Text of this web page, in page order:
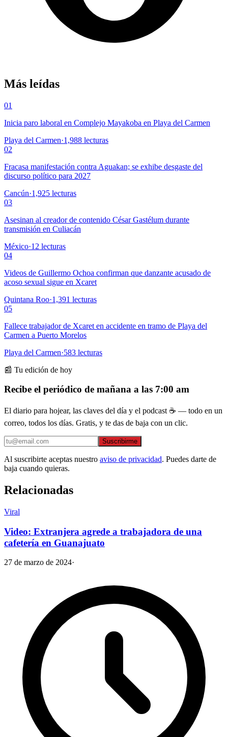
Más leídas
01
Inicia paro laboral en Complejo Mayakoba en Playa del Carmen
Playa del Carmen·1,988 lecturas
02
Fracasa manifestación contra Aguakan; se exhibe desgaste del
discurso político para 2027
Cancún·1,925 lecturas
03
Asesinan al creador de contenido César Gastélum durante
transmisión en Culiacán
México·12 lecturas
04
Videos de Guillermo Ochoa confirman que danzante acusado de
acoso sexual sigue en Xcaret
Quintana Roo·1,391 lecturas
05
Fallece trabajador de Xcaret en accidente en tramo de Playa del
Carmen a Puerto Morelos
Playa del Carmen·583 lecturas
📰 Tu edición de hoy
Recibe el periódico de mañana a las 7:00 am
El diario para hojear, las claves del día y el podcast ☕ — todo en un
correo, todos los días. Gratis, y te das de baja con un clic.
Suscribirme
Al suscribirte aceptas nuestro aviso de privacidad. Puedes darte de
baja cuando quieras.
Relacionadas
Viral
Video: Extranjera agrede a trabajadora de una
cafetería en Guanajuato
27 de marzo de 2024·